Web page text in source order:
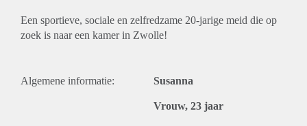
Een sportieve, sociale en zelfredzame 20-jarige meid die op
zoek is naar een kamer in Zwolle!
Algemene informatie: Susanna
Vrouw, 23 jaar